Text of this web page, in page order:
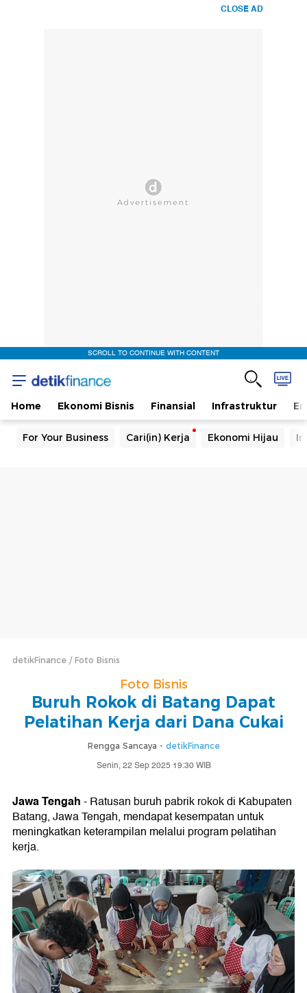
CLOSE AD
SCROLL TO CONTINUE WITH CONTENT
Home Ekonomi Bisnis Finansial Infrastruktur
For Your Business Cari(in) Kerja Ekonomi Hijau
detikFinance Foto Bisnis
Foto Bisnis
Buruh Rokok di Batang Dapat
Pelatihan Kerja dari Dana Cukai
Rengga Sancaya - detikFinance
Senin, 22 Sep 2025 19:30 WIB
Jawa Tengah- Ratusan buruh pabrik rokok di Kabupaten
Batang, Jawa Tengah, mendapat kesempatan untuk
meningkatkan keterampilan melalui program pelatihan
kerja.